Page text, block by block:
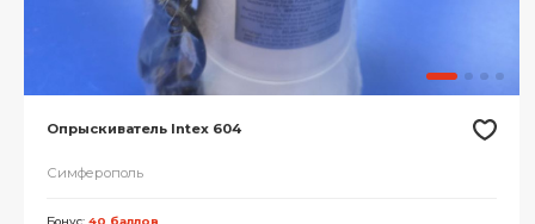
Опрыскиватель Intex 604
Симферополь
Бонус: 40 баллов